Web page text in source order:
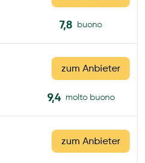
7,8 buono
zum Anbieter
9,4 molto buono
zum Anbieter